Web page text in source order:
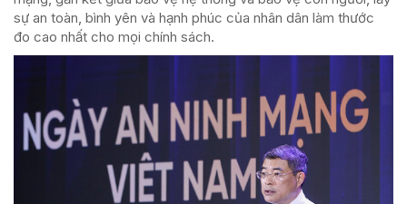
sự an toàn, bình yên và hạnh phúc của nhân dân làm thước
đo cao nhất cho mọi chính sách.